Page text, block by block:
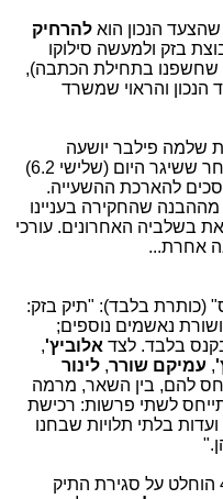
הנכון הוא להרחיק
בזק ולמעשה סילוקו
שחשפנו בתחילת הכתבה),
הנכון והראוי שמשרד
שלמה פילבר יושעה
מתפקידו למשך חודשיים נוספים, לאחר ששיגר היום (שלישי 6.2)
להארכת ההשעייה.
מההבנה שהחקירה בעניינו
בשלביה האחרונים. עורכי
אחרת...
(כותרת בלבד): "תיק בזק:
ושורת נאשמים נוספים;
בלבד. לצד אלוביץ',
, עמיקם שורר, לינור
להם, בין השאר, מרמה
לשתי פרשות: רכישת
בלתי תלויות שבחנו
. בנוסף פורסם שם: "בפרשת 4000 הוחלט על סגירת התיק